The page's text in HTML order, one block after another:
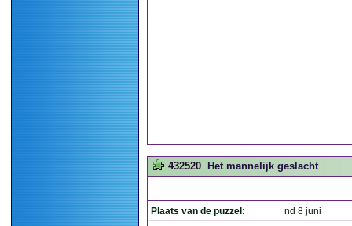
432520 Het mannelijk geslacht
Plaats van de puzzel:
nd 8 juni